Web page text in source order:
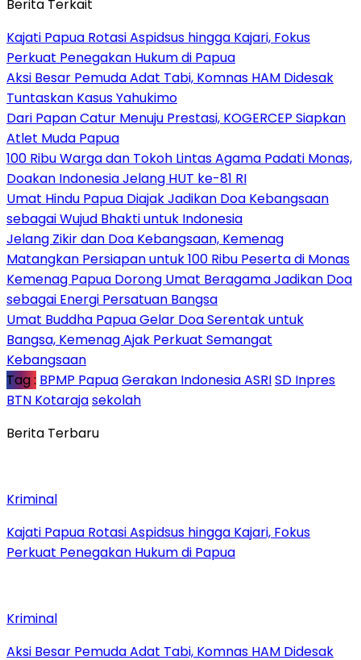
Berita Terkait
Kajati Papua Rotasi Aspidsus hingga Kajari, Fokus
Perkuat Penegakan Hukum di Papua
Aksi Besar Pemuda Adat Tabi, Komnas HAM Didesak
Tuntaskan Kasus Yahukimo
Dari Papan Catur Menuju Prestasi, KOGERCEP Siapkan
Atlet Muda Papua
100 Ribu Warga dan Tokoh Lintas Agama Padati Monas,
Doakan Indonesia Jelang HUT ke-81 RI
Umat Hindu Papua Diajak Jadikan Doa Kebangsaan
sebagai Wujud Bhakti untuk Indonesia
Jelang Zikir dan Doa Kebangsaan, Kemenag
Matangkan Persiapan untuk 100 Ribu Peserta di Monas
Kemenag Papua Dorong Umat Beragama Jadikan Doa
sebagai Energi Persatuan Bangsa
Umat Buddha Papua Gelar Doa Serentak untuk
Bangsa, Kemenag Ajak Perkuat Semangat
Kebangsaan
Tag : BPMP PapuaGerakan Indonesia ASRISD Inpres
BTN Kotarajasekolah
Berita Terbaru
Kriminal
Kajati Papua Rotasi Aspidsus hingga Kajari, Fokus
Perkuat Penegakan Hukum di Papua
Kriminal
Aksi Besar Pemuda Adat Tabi, Komnas HAM Didesak